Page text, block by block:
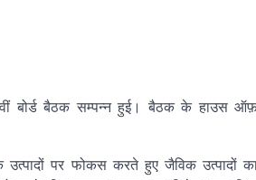
बोर्ड बैठक सम्पन्न हुई। बैठक के हाउस
पर फोकस करते हुए जैविक उत्पादों